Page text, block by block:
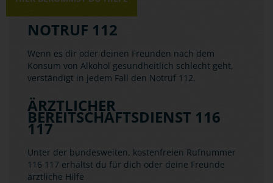
NOTRUF 112
Wenn es dir oder deinen Freunden nach dem
Konsum von Alkohol gesundheitlich schlecht geht,
verständigt in jedem Fall den Notruf 112.
ÄRZTLICHER
BEREITSCHAFTSDIENST 116
117
Unter der bundesweiten, kostenfreien Rufnummer
116 117 erhältst du für dich oder deine Freunde
ärztliche Hilfe